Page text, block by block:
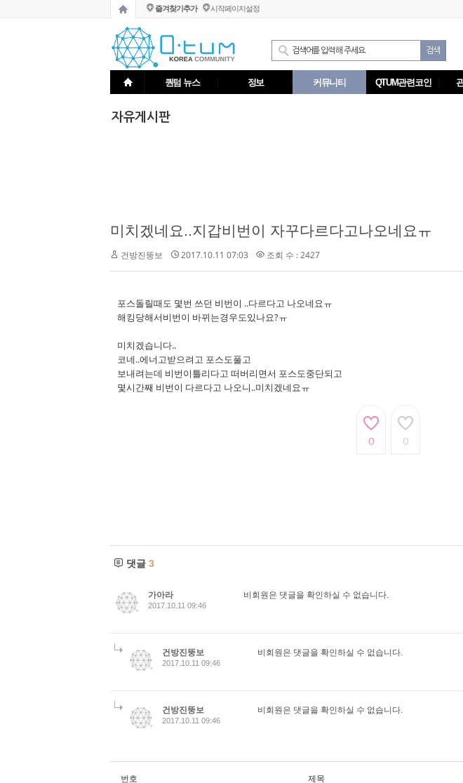
즐겨찾기추가 시작페이지설정
퀀텀 뉴스 정보 커뮤니티 QTUM관련코인
자유게시판
미치겠네요..지갑비번이 자꾸다르다고나오네요ㅠ
건방진뚱보 2017.10.11 07:03 조회 수 : 2427
포스돌릴때도 몇번 쓰던 비번이 ..다르다고 나오네요ㅠ
해킹당해서비번이 바뀌는경우도있나요?ㅠ
미치겠습니다..
코네..에너고받으려고 포스도풀고
보내려는데 비번이틀리다고 떠버리면서 포스도중단되고
몇시간째 비번이 다르다고 나오니..미치겠네요ㅠ
0 0
댓글 3
가아라
2017.10.11 09:46
비회원은 댓글을 확인하실 수 없습니다.
건방진뚱보
2017.10.11 09:46
비회원은 댓글을 확인하실 수 없습니다.
건방진뚱보
2017.10.11 09:46
비회원은 댓글을 확인하실 수 없습니다.
번호 제목